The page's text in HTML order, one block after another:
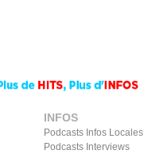
INFOS
Podcasts Infos Locales
Podcasts Interviews